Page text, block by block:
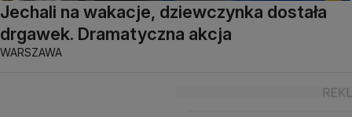
Jechali na wakacje, dziewczynka dostała
drgawek. Dramatyczna akcja
WARSZAWA